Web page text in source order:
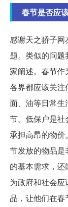
春节是否应
感谢天之骄子
题。类似的问
家阐述。春节
各界都应该关注
面、油等日常
节。低保户是社
承担高昂的物
节发放的物品
的基本需求，
为政府和社会
品，让他们在春